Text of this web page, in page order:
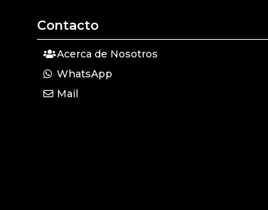
Contacto
Acerca de Nosotros
WhatsApp
Mail